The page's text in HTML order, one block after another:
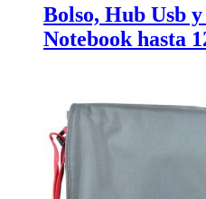
Bolso, Hub Usb
Notebook hasta